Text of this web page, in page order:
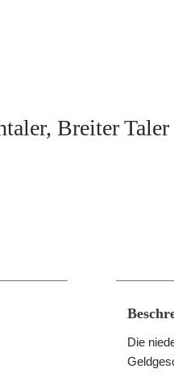
Breiter
Die